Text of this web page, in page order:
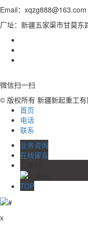
Email：xqzg888@163.com
厂址：新疆五家渠市甘莫东
微信扫一扫
© 版权所有 新疆新起重工有
首页
电话
联系
业务咨询
在线留言
TOP
x